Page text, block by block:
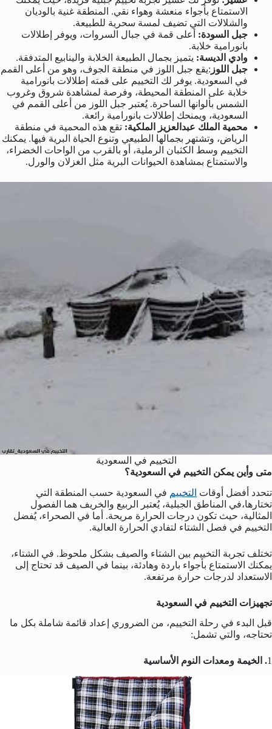
الاستمتاع بأجواء منعشة وهواء نقي. المنطقة غنية بالوديان
والشلالات التي تضيف لمسة سحرية للطبيعة.
جبل السودة: أعلى قمة في جبال السروات، ويوفر إطلالات
بانورامية خلابة.
وادي الديسة: يتميز بجمال الطبيعة الخلابة والينابيع المتدفقة.
جبل اللوز :يقع جبل اللوز في منطقة الجوف، وهو من أعلى القمم
في السعودية. يوفر لك التخييم على قمته إطلالات بانورامية
خلابة على المنطقة المحيطة، وفرصة لمشاهدة شروق وغروب
الشمس بألوانها الساحرة. يُعتبر جبل اللوز من أعلى القمم في
السعودية، ويمنحك إطلالات بانورامية رائعة.
محمية الملك عبدالعزيز الملكية: تقع هذه المحمية في منطقة
الرياض، وتشتهر بجمالها الطبيعي وتنوع الحياة البرية فيها. يمكنك
التخييم وسط الكثبان الرملية، أو بالقرب من الواحات الخضراء،
والاستمتاع بمشاهدة الحيوانات البرية مثل الغزلان والورل.
التخييم في السعودية
متى وأين يمكن التخييم في السعودية؟
تتحدد أفضل أوقات التخييم في السعودية حسب المنطقة التي
تختارها،في المناطق الجبلية، يُعتبر الربيع والخريف هما الفصول
المثالية، حيث تكون درجات الحرارة مريحة. أما في الصحراء، يُفضل
التخييم في فصل الشتاء لتفادي الحرارة العالية.
تختلف تجربة التخييم بين الشتاء والصيف بشكل ملحوظ. في الشتاء،
يمكنك الاستمتاع بأجواء باردة وهادئة، بينما في الصيف قد تحتاج إلى
الاستعداد لدرجات حرارة مرتفعة.
تجهيزات التخييم في السعودية
قبل البدء في رحلة التخييم، من الضروري إعداد قائمة شاملة بكل ما
تحتاجه، والتي تشمل:
1. الخيمة ومعدات النوم الأساسية